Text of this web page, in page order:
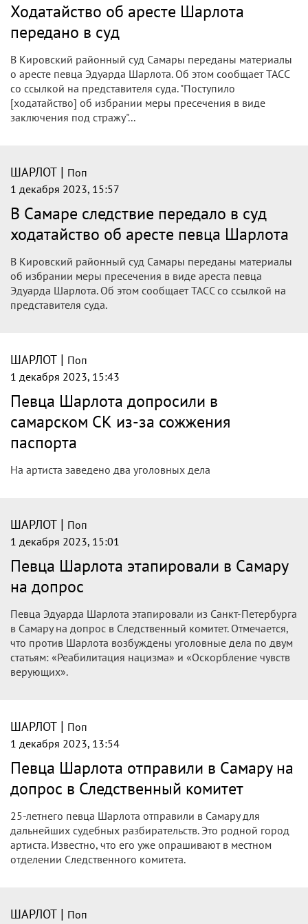
Ходатайство об аресте Шарлота
передано в суд
В Кировский районный суд Самары переданы материалы
о аресте певца Эдуарда Шарлота. Об этом сообщает ТАСС
со ссылкой на представителя суда. "Поступило
[ходатайство] об избрании меры пресечения в виде
заключения под стражу"...
ШАРЛОТ | Поп
1 декабря 2023, 15:57
В Самаре следствие передало в суд
ходатайство об аресте певца Шарлота
В Кировский районный суд Самары переданы материалы
об избрании меры пресечения в виде ареста певца
Эдуарда Шарлота. Об этом сообщает ТАСС со ссылкой на
представителя суда.
ШАРЛОТ | Поп
1 декабря 2023, 15:43
Певца Шарлота допросили в
самарском СК из-за сожжения
паспорта
На артиста заведено два уголовных дела
ШАРЛОТ | Поп
1 декабря 2023, 15:01
Певца Шарлота этапировали в Самару
на допрос
Певца Эдуарда Шарлота этапировали из Санкт-Петербурга
в Самару на допрос в Следственный комитет. Отмечается,
что против Шарлота возбуждены уголовные дела по двум
статьям: «Реабилитация нацизма» и «Оскорбление чувств
верующих».
ШАРЛОТ | Поп
1 декабря 2023, 13:54
Певца Шарлота отправили в Самару на
допрос в Следственный комитет
25-летнего певца Шарлота отправили в Самару для
дальнейших судебных разбирательств. Это родной город
артиста. Известно, что его уже опрашивают в местном
отделении Следственного комитета.
ШАРЛОТ | Поп